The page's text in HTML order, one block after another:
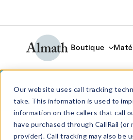
Our website uses call tracking
take. This information is used to
information on the callers that call
have purchased through CallRail
provider). Call tracking may also be
Boutique
MACSUB10010010
10mm